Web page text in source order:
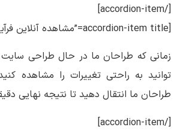
[/accordion-item]
[accordion-item title=”مشاهده آنلاین فرآیند تکمیل سایت”]
زمانی که طراحان ما در حال طراحی
توانید به راحتی تغییرات را مشاهده
طراحان ما انتقال دهید تا نتیجه نهایی
[/accordion-item]